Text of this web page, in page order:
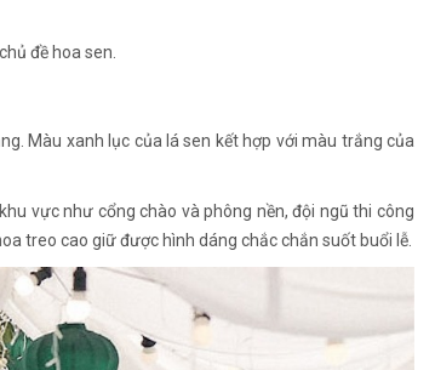
đề hoa sen.
Màu xanh lục của lá sen kết hợp với màu trắng của
vực như cổng chào và phông nền, đội ngũ thi công
treo cao giữ được hình dáng chắc chắn suốt buổi lễ.